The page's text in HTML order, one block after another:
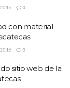
0
con material
0
sitio web de la